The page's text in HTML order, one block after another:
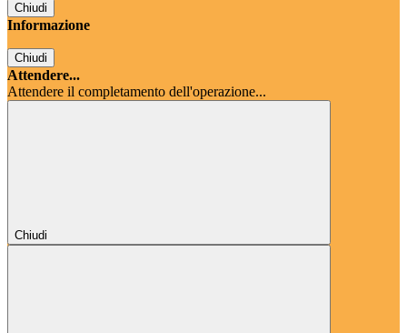
Chiudi
Informazione
Chiudi
Attendere...
Attendere il completamento dell'operazione...
Chiudi